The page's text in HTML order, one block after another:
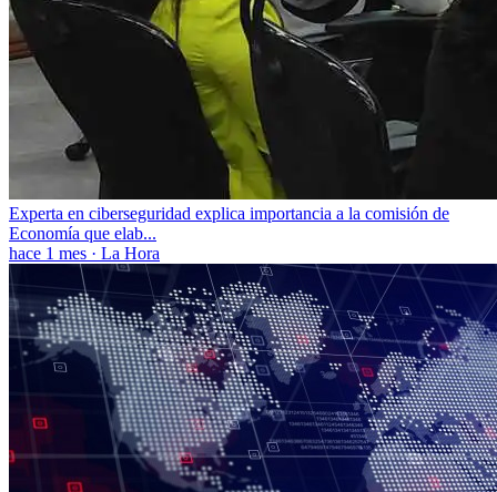
Experta en ciberseguridad explica importancia a la comisión de
Economía que elab...
hace 1 mes · La Hora